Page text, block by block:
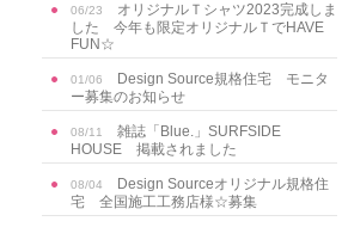
06/23
オリジナルＴシャツ2023完成しま
した 今年も限定オリジナルＴでHAVE
FUN☆
01/06
Design Source規格住宅 モニタ
ー募集のお知らせ
08/11
雑誌「Blue.」SURFSIDE
HOUSE 掲載されました
08/04
Design Sourceオリジナル規格住
宅 全国施工工務店様☆募集